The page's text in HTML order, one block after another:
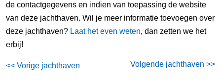
de contactgegevens en indien van toepassing de website
van deze jachthaven. Wil je meer informatie toevoegen over
deze jachthaven? Laat het even weten, dan zetten we het
erbij!
<< Vorige jachthaven Volgende jachthaven >>